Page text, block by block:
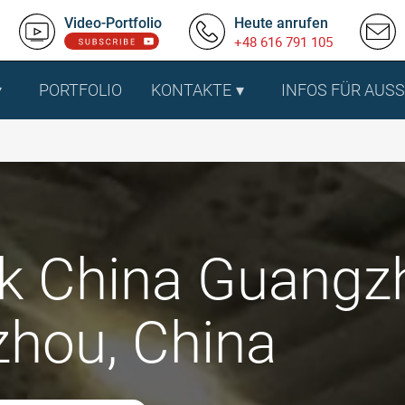
Video-Portfolio Heute anrufen
+48 616 791 105
PORTFOLIO KONTAKTE INFOS FÜR
China
China